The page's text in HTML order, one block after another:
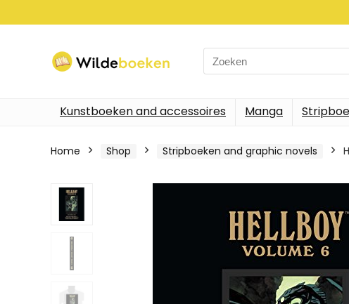
Search
for:
Kunstboeken and accessoires Manga
Home Shop Stripboeken and graphic novels